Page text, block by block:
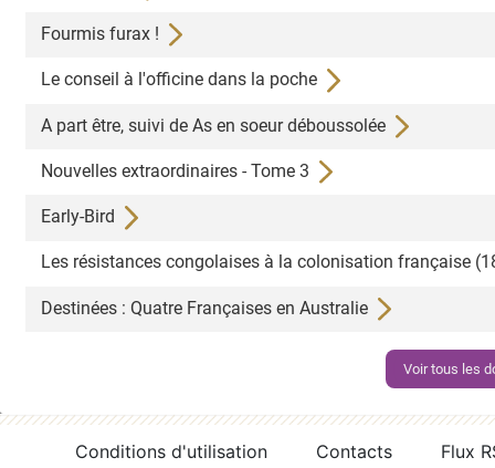
Fourmis furax !
Le conseil à l'officine dans la poche
A part être, suivi de As en soeur déboussolée
Nouvelles extraordinaires - Tome 3
Early-Bird
Les résistances congolaises à la colonisation française
Destinées : Quatre Françaises en Australie
Voir tous les
Conditions d'utilisation Contacts
Flux